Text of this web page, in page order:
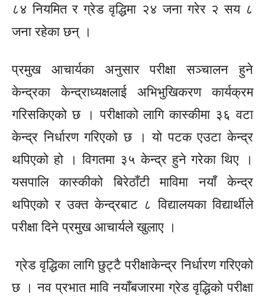
८४ नियमित र ग्रेड वृद्धिमा २४ जना गरेर २ सय ८
जना रहेका छन् ।
प्रमुख आचार्यका अनुसार परीक्षा सञ्चालन हुने
केन्द्रका केन्द्राध्यक्षलाई अभिभुखिकरणकार्यक्रम
गरिसकिएको छ । परीक्षाको लागि कास्कीमा ३६ वटा
केन्द्र निर्धारण गरिएको छ । यो पटक एउटा केन्द्र
थपिएको हो । विगतमा ३५ केन्द्र हुने गरेका थिए ।
यसपालिकास्कीकोबिरेठाँटीमाविमा नयाँ केन्द्र
थपिएको र उक्त केन्द्रबाट ८ विद्यालयका विद्यार्थीले
परीक्षा दिने प्रमुख आचार्यले खुलाए ।
ग्रेड वृद्धिका लागि छुट्टै परीक्षाकेन्द्र निर्धारण गरिएको
छ । नव प्रभात मावि नयाँबजारमा ग्रेड वृद्धिको परीक्षा